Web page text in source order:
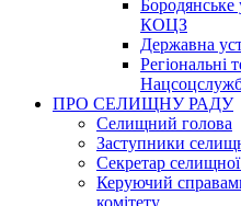
Бородянське
КОЦЗ
Державна
Регіональні
ПРО СЕЛИЩНУ РАДУ
Селищний голова
Заступники
Секретар
Керуючий
комітету